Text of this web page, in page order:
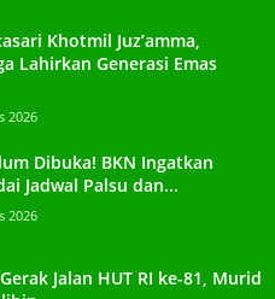
Khotmil Juz’amma,
Lahirkan Generasi Emas
2026
Dibuka! BKN Ingatkan
Jadwal Palsu dan...
2026
Jalan HUT RI ke-81, Murid